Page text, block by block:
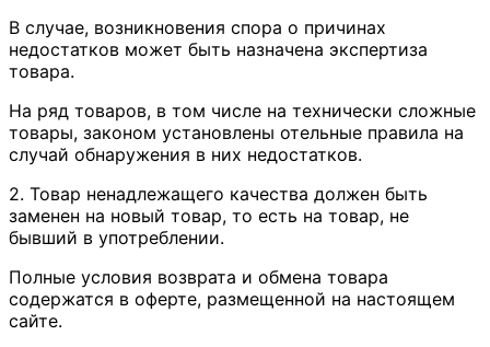
В случае, возникновения спора о причинах
недостатков может быть назначена экспертиза
товара.
На ряд товаров, в том числе на технически сложные
товары, законом установлены отельные правила на
случай обнаружения в них недостатков.
2. Товар ненадлежащего качества должен быть
заменен на новый товар, то есть на товар, не
бывший в употреблении.
Полные условия возврата и обмена товара
содержатся в оферте, размещенной на настоящем
сайте.